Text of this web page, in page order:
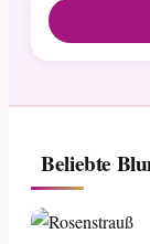
Beliebte